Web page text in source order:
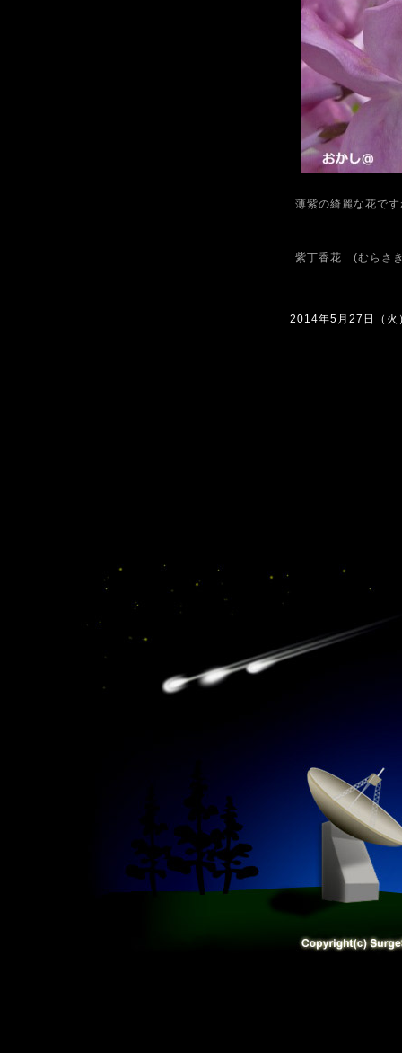
薄紫の綺麗な花で
紫丁香花 (むらさ
2014年5月27日（